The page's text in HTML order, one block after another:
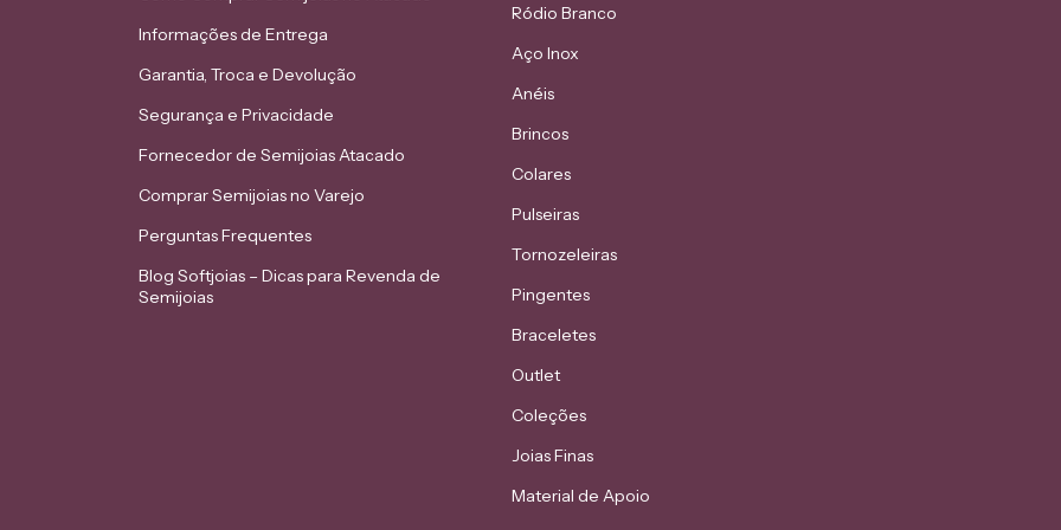
Informações de Entrega
Garantia, Troca e Devolução
Segurança e Privacidade
Fornecedor de Semijoias Atacado
Comprar Semijoias no Varejo
Perguntas Frequentes
Blog Softjoias – Dicas para Revenda de
Semijoias
Ródio Branco
Aço Inox
Anéis
Brincos
Colares
Pulseiras
Tornozeleiras
Pingentes
Braceletes
Outlet
Coleções
Joias Finas
Material de Apoio